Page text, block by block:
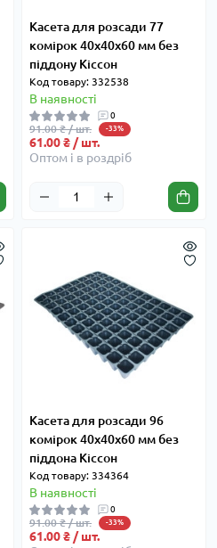
Касета для розсади 77
комірок 40x40x60 мм без
піддону Кіссон
Код товару: 332538
В наявності
0
91.00 ₴ / шт. -33%
61.00 ₴ / шт.
Оптом і в роздріб
Касета для розсади 96
комірок 40x40x60 мм без
піддона Кіссон
Код товару: 334364
В наявності
0
91.00 ₴ / шт. -33%
61.00 ₴ / шт.